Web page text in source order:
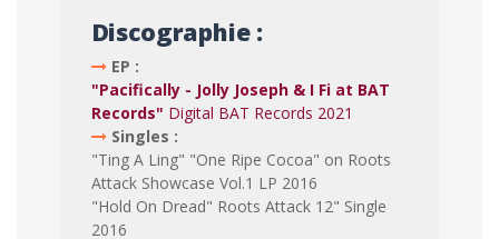
Discographie :
EP :
"Pacifically - Jolly Joseph & I Fi at BAT
Records" Digital BAT Records 2021
Singles :
"Ting A Ling" "One Ripe Cocoa" on Roots
Attack Showcase Vol.1 LP 2016
"Hold On Dread" Roots Attack 12" Single
2016